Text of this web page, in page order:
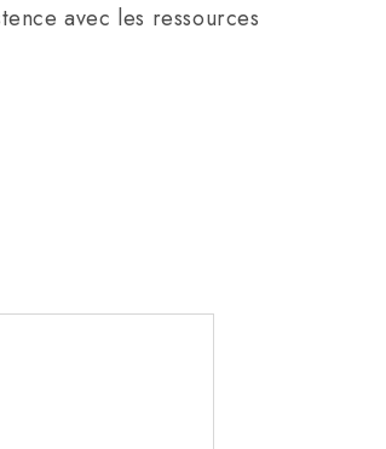
avec les ressources